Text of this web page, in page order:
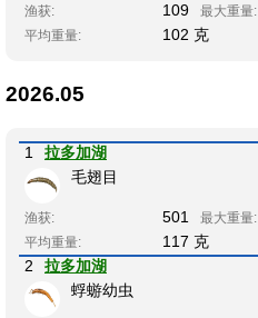
渔获: 109 最大重量:
平均重量: 102 克
2026.05
1
拉多加湖
毛翅目
渔获: 501 最大重量:
平均重量:
117 克
2
拉多加湖
蜉蝣幼虫